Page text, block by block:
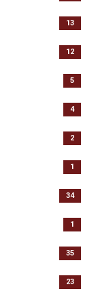
13
12
5
4
2
1
34
1
35
23